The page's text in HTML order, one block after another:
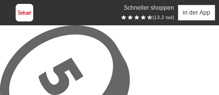
Schneller shoppen
(13.2 tsd)
in der App
Zum Hauptinhalt springen